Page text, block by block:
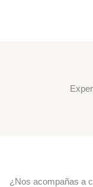
¿Nos acompañas a